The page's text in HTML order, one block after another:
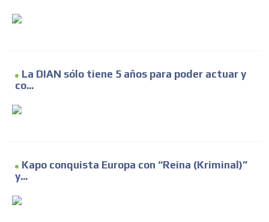
La DIAN sólo tiene 5 años para poder actuar y
co...
Kapo conquista Europa con “Reina (Kriminal)”
y...